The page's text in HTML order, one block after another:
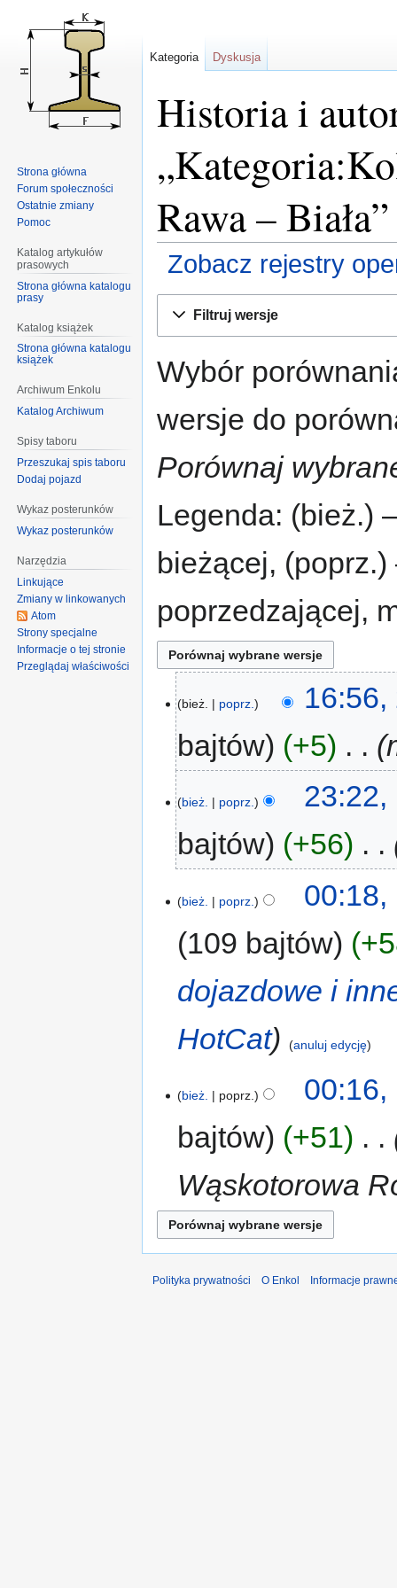
Historia i
Rawa – Biała”
Zobacz rejestry
Filtruj wersje
Wybór
wersje do
Porównaj
Legenda: (bież.)
bieżącej,
poprzedzającej,
bież. poprz.
16:56,
bajtów
+5
bież. poprz.
23:22,
bajtów
+56
bież. poprz.
00:18,
109 bajtów
dojazdowe i
HotCat
anuluj edycję
bież. poprz.
00:16,
bajtów
+51
Wąskotorowa
Kategoria Dyskusja
Strona główna
Forum społeczności
Ostatnie zmiany
Pomoc
Katalog artykułów
prasowych
Strona główna katalogu
prasy
Katalog książek
Strona główna katalogu
książek
Archiwum Enkolu
Katalog Archiwum
Spisy taboru
Przeszukaj spis taboru
Dodaj pojazd
Wykaz posterunków
Wykaz posterunków
Narzędzia
Linkujące
Zmiany w linkowanych
Atom
Strony specjalne
Informacje o tej stronie
Przeglądaj właściwości
Polityka prywatności O Enkol Informacje